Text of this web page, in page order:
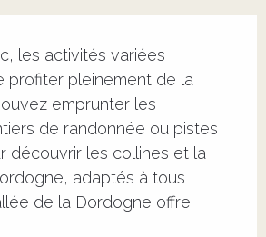
les activités variées
profiter pleinement de la
emprunter les
de randonnée ou pistes
découvrir les collines et la
adaptés à tous
de la Dordogne offre